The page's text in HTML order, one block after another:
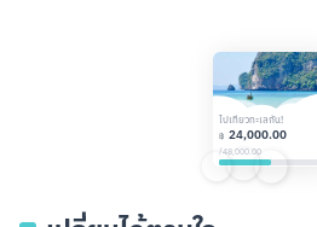
ไปเที่ยวทะเลกัน!
฿ 24,000.00
/48,000.00